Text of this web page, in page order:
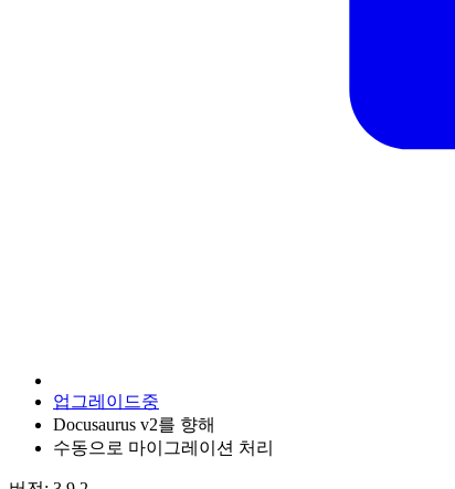
업그레이드중
Docusaurus v2를 향해
수동으로 마이그레이션 처리